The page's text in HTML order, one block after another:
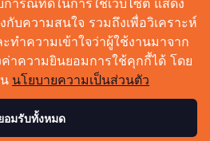
Thoughts
Sustainable
Videos
Podcast
การณ์ที่ดีในการใช้เว็บไซต์ แสดง
บความสนใจ รวมถึงเพื่อวิเคราะห์
ทำความเข้าใจว่าผู้ใช้งานมาจาก
าความยินยอมการใช้คุกกี้ได้ โดย
นโยบายความเป็นส่วนตัว
อมรับทั้งหมด